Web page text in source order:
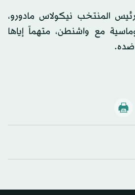
المنتخب نيكولاس مادورو،
مع واشنطن، متهماً إياها
ضده.